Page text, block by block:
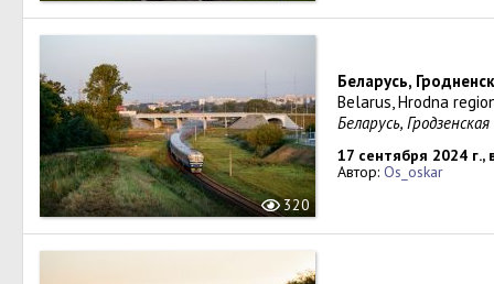
320
Беларусь,
Belarus, Hrodna
Беларусь,
17 сентября 2024 г.,
Автор: Os_oskar